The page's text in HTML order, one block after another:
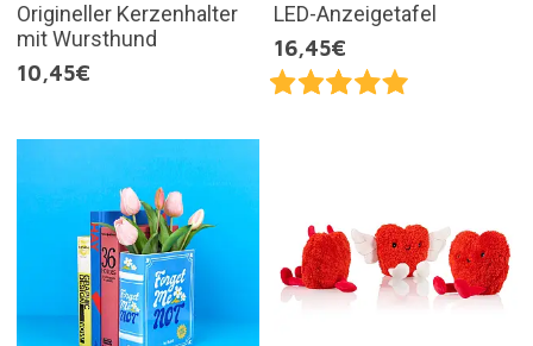
Origineller Kerzenhalter
mit Wursthund
10,45€
LED-Anzeigetafel
16,45€